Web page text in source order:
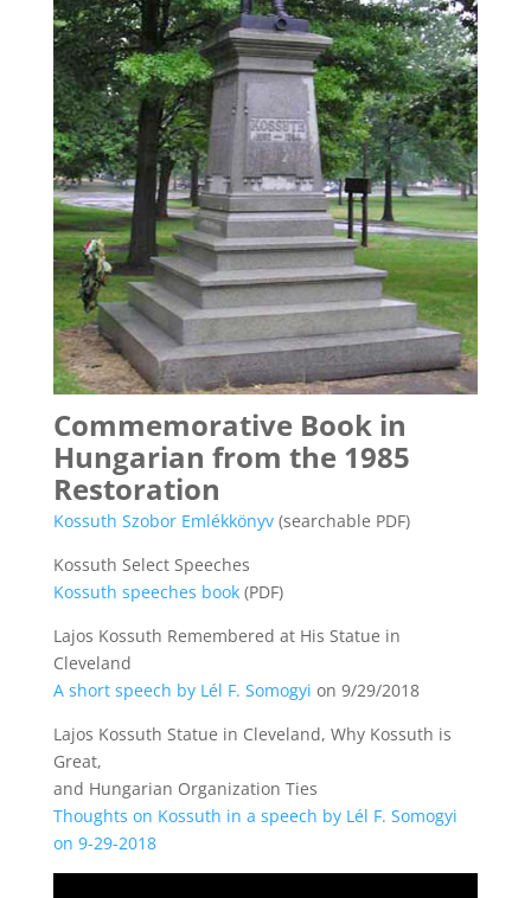
Commemorative Book in
Hungarian from the 1985
Restoration
Kossuth Szobor Emlékkönyv(searchable PDF)
Kossuth Select Speeches
Kossuth speeches book (PDF)
Lajos Kossuth Remembered at His Statue in
Cleveland
A short speech by Lél F. Somogyi on 9/29/2018
Lajos Kossuth Statue in Cleveland, Why Kossuth is
Great,
and Hungarian Organization Ties
Thoughts on Kossuth in a speech by Lél F. Somogyi
on 9-29-2018